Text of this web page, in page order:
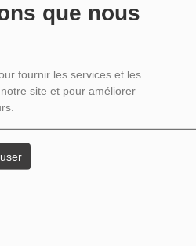
que nous
fournir les services et les
site et pour améliorer
">buy generic trazodone</a> trazodone
plinko94954.icu</a>